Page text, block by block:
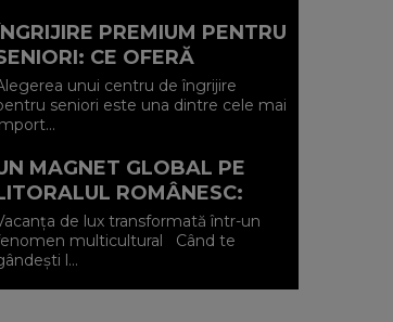
PREMIUM PENTRU
CE OFERĂ
AFFINITY LIFE
(P)
unui centru de îngrijire
seniori este una dintre cele mai
MAGNET GLOBAL PE
ROMÂNESC:
CARMEN
5★ DIN
(P)
de lux transformată într-un
multicultural Când te
l...